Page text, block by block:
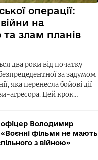
операції:
на
злам планів
два роки від початку
за задумом
яка перенесла бойові дії
агресора. Цей крок…
офіцер Володимир
фільми не мають
з війною»